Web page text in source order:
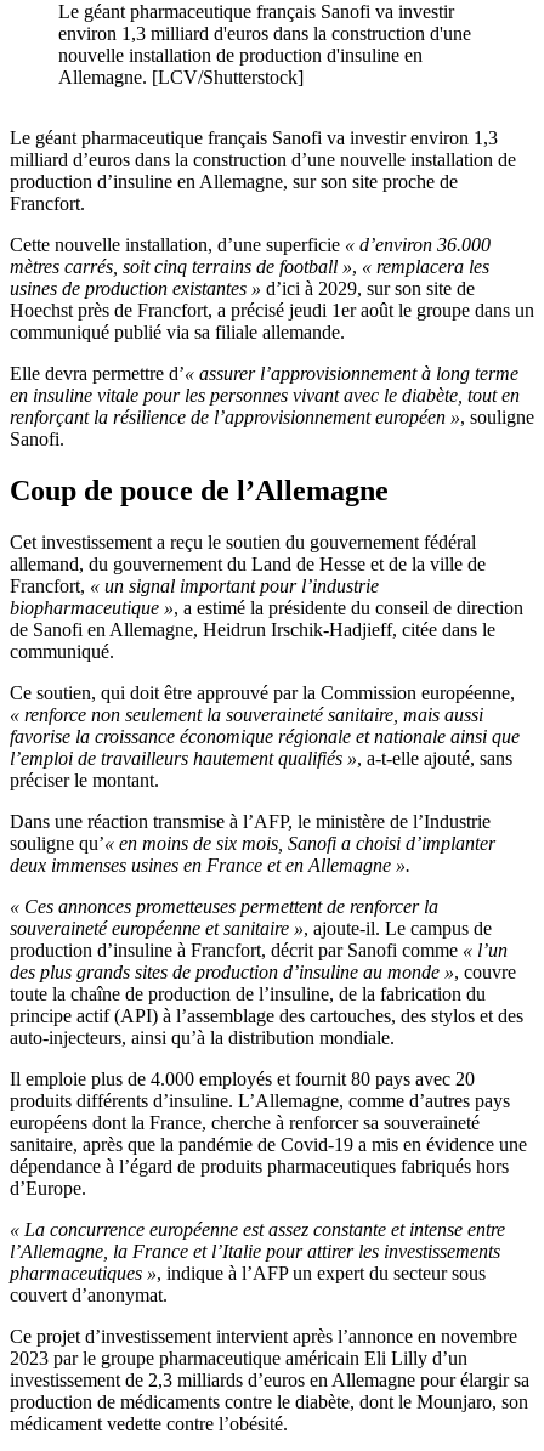
Le géant pharmaceutique français Sanofi va investir
environ 1,3 milliard d'euros dans la construction d'une
nouvelle installation de production d'insuline en
Allemagne. [LCV/Shutterstock]
Le géant pharmaceutique français Sanofi va investir environ 1,3
milliard d’euros dans la construction d’une nouvelle installation de
production d’insuline en Allemagne, sur son site proche de
Francfort.
Cette nouvelle installation, d’une superficie « d’environ 36.000
mètres carrés, soit cinq terrains de football », « remplacera les
usines de production existantes » d’ici à 2029, sur son site de
Hoechst près de Francfort, a précisé jeudi 1er août le groupe dans un
communiqué publié via sa filiale allemande.
Elle devra permettre d’« assurer l’approvisionnement à long terme
en insuline vitale pour les personnes vivant avec le diabète, tout en
renforçant la résilience de l’approvisionnement européen », souligne
Sanofi.
Coup de pouce de l’Allemagne
Cet investissement a reçu le soutien du gouvernement fédéral
allemand, du gouvernement du Land de Hesse et de la ville de
Francfort, « un signal important pour l’industrie
biopharmaceutique », a estimé la présidente du conseil de direction
de Sanofi en Allemagne, Heidrun Irschik-Hadjieff, citée dans le
communiqué.
Ce soutien, qui doit être approuvé par la Commission européenne,
« renforce non seulement la souveraineté sanitaire, mais aussi
favorise la croissance économique régionale et nationale ainsi que
l’emploi de travailleurs hautement qualifiés », a-t-elle ajouté, sans
préciser le montant.
Dans une réaction transmise à l’AFP, le ministère de l’Industrie
souligne qu’« en moins de six mois, Sanofi a choisi d’implanter
deux immenses usines en France et en Allemagne ».
« Ces annonces prometteuses permettent de renforcer la
souveraineté européenne et sanitaire », ajoute-il. Le campus de
production d’insuline à Francfort, décrit par Sanofi comme « l’un
des plus grands sites de production d’insuline au monde », couvre
toute la chaîne de production de l’insuline, de la fabrication du
principe actif (API) à l’assemblage des cartouches, des stylos et des
auto-injecteurs, ainsi qu’à la distribution mondiale.
Il emploie plus de 4.000 employés et fournit 80 pays avec 20
produits différents d’insuline. L’Allemagne, comme d’autres pays
européens dont la France, cherche à renforcer sa souveraineté
sanitaire, après que la pandémie de Covid-19 a mis en évidence une
dépendance à l’égard de produits pharmaceutiques fabriqués hors
d’Europe.
« La concurrence européenne est assez constante et intense entre
l’Allemagne, la France et l’Italie pour attirer les investissements
pharmaceutiques », indique à l’AFP un expert du secteur sous
couvert d’anonymat.
Ce projet d’investissement intervient après l’annonce en novembre
2023 par le groupe pharmaceutique américain Eli Lilly d’un
investissement de 2,3 milliards d’euros en Allemagne pour élargir sa
production de médicaments contre le diabète, dont le Mounjaro, son
médicament vedette contre l’obésité.